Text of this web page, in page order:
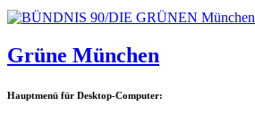
Grüne München
Hauptmenü für Desktop-Computer: